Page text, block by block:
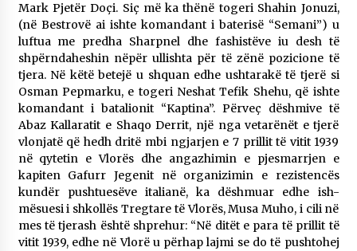
Mark Pjetër Doçi. Siç më ka thënë togeri Shahin Jonuzi,
(në Bestrovë ai ishte komandant i baterisë “Semani”) u
luftua me predha Sharpnel dhe fashistëve iu desh të
shpërndaheshin nëpër ullishta për të zënë pozicione të
tjera. Në këtë betejë u shquan edhe ushtarakë të tjerë si
Osman Pepmarku, e togeri Neshat Tefik Shehu, që ishte
komandant i batalionit “Kaptina”. Përveç dëshmive të
Abaz Kallaratit e Shaqo Derrit, një nga vetarënët e tjerë
vlonjatë që hedh dritë mbi ngjarjen e 7 prillit të vitit 1939
në qytetin e Vlorës dhe angazhimin e pjesmarrjen e
kapiten Gafurr Jegenit në organizimin e rezistencës
kundër pushtuesëve italianë, ka dëshmuar edhe ish-
mësuesi i shkollës Tregtare të Vlorës, Musa Muho, i cili në
mes të tjerash është shprehur: “Në ditët e para të prillit të
vitit 1939, edhe në Vlorë u përhap lajmi se do të pushtohej